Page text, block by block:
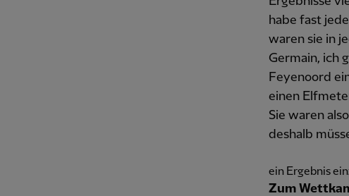
habe fast
waren sie in
Germain, ich
Feyenoord
einen
Sie waren
deshalb
ein Ergebnis
Zum